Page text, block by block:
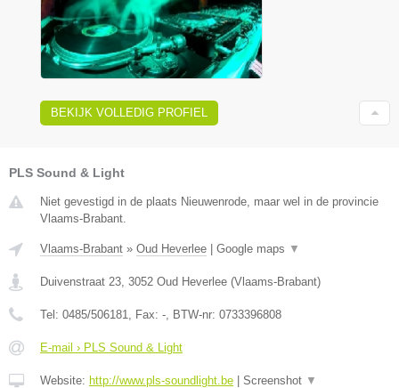
BEKIJK VOLLEDIG PROFIEL
PLS Sound & Light
Niet gevestigd in de plaats Nieuwenrode, maar wel in de provincie
Vlaams-Brabant.
Vlaams-Brabant » Oud Heverlee | Google maps ▼
Duivenstraat 23 3052 Oud Heverlee (Vlaams-Brabant)
Tel: 0485/506181 , Fax: - , BTW-nr: 0733396808
E-mail › PLS Sound & Light
Website: http://www.pls-soundlight.be | Screenshot ▼